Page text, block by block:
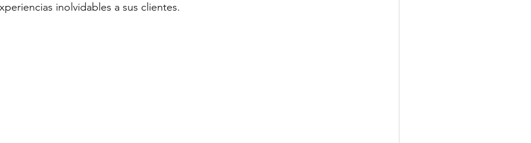
inolvidables a sus clientes.